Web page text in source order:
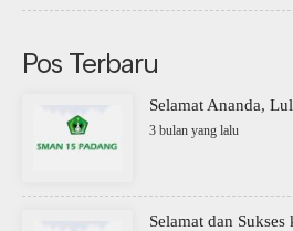
Pos Terbaru
Selamat Ananda,
3 bulan yang lalu
Selamat dan